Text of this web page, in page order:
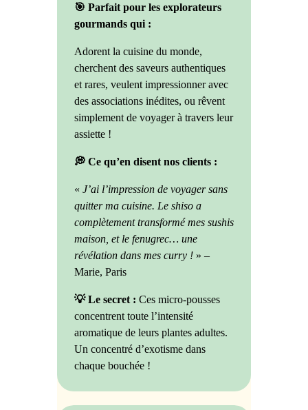
🎯 Parfait pour les explorateurs
gourmands qui :
Adorent la cuisine du monde,
cherchent des saveurs authentiques
et rares, veulent impressionner avec
des associations inédites, ou rêvent
simplement de voyager à travers leur
assiette !
💭 Ce qu’en disent nos clients :
« J’ai l’impression de voyager sans
quitter ma cuisine. Le shiso a
complètement transformé mes sushis
maison, et le fenugrec… une
révélation dans mes curry ! » –
Marie, Paris
💡 Le secret : Ces micro-pousses
concentrent toute l’intensité
aromatique de leurs plantes adultes.
Un concentré d’exotisme dans
chaque bouchée !